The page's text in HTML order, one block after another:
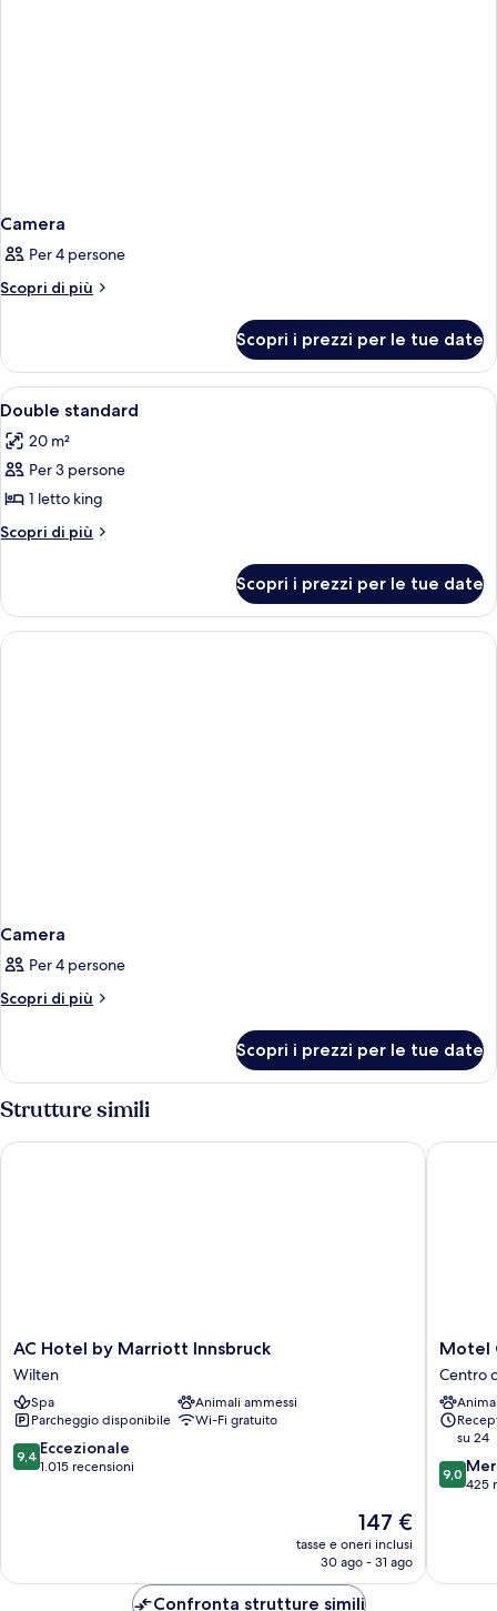
Camera
Per 4 persone
Scopri di più
Altri
Scopri i prezzi per le tue date
Apri
tutte
le
foto
per
Double
Biancheria da letto di alta qualità,
1
Double standard
20 m²
Per 3 persone
1 letto king
Scopri di più
Altri
standard
Scopri i prezzi per le tue date
Camera
Per 4 persone
Scopri di più
Altri
Scopri i prezzi per le tue date
Strutture simili
AC
Hotel
by
Marriott
Innsbruck
Wilten
AC Hotel by Marriott Innsbruck
Wilten
Spa
Animali ammessi
Parcheggio disponibile
Wi-Fi gratuito
9.4
su
9,4 Eccezionale
1.015 recensioni
Il
prezzo
attuale
147 €
147 €
tasse e oneri inclusi
30 ago - 31 ago
AC Hotel by Marriott Innsbruck
Motel
One
Centro
città
Motel
Centro
su 24
9.0
su
9,0
425
Motel
Confronta strutture simili